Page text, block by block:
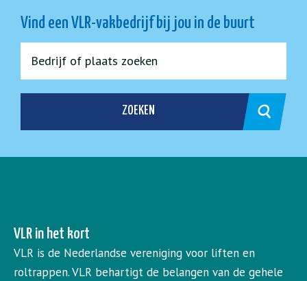
Vind een VLR-vakbedrijf bij jou in de buurt
ZOEKEN
VLR in het kort
VLR is de Nederlandse vereniging voor liften en
roltrappen. VLR behartigt de belangen van de gehele